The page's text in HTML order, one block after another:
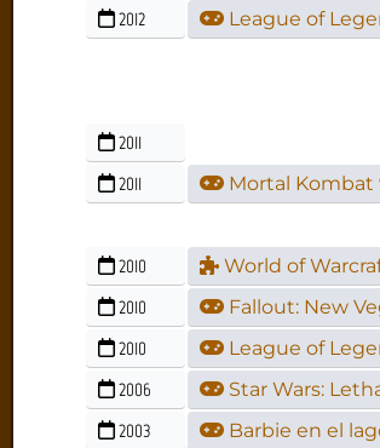
2012 League of
2011
2011 Mortal Kombat
2010 World of
2010 Fallout: New
2010 League of
2006 Star Wars:
2003 Barbie en el